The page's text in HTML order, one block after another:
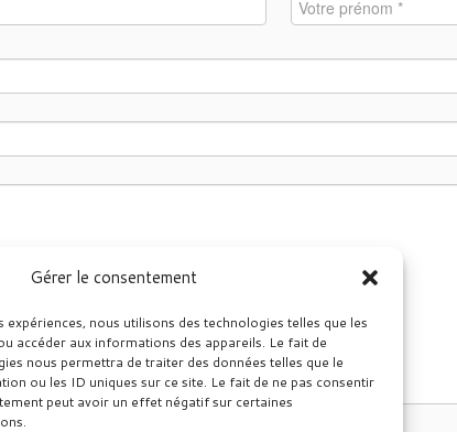
Gérer le consentement
nous utilisons des technologies telles que les
accéder aux informations des appareils. Le fait de
nous permettra de traiter des données telles que le
ou les ID uniques sur ce site. Le fait de ne pas consentir
peut avoir un effet négatif sur certaines